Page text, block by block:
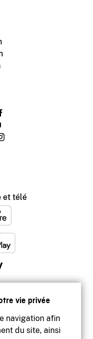
vie privée
navigation afin
du site, ainsi
et télé